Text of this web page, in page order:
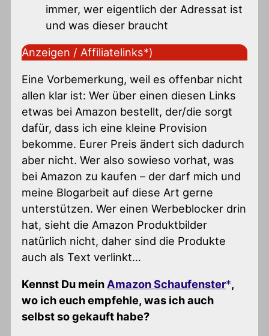
immer, wer eigentlich der Adressat ist
und was dieser braucht
Anzeigen / Affiliatelinks*)
Eine Vorbemerkung, weil es offenbar nicht
allen klar ist: Wer über einen diesen Links
etwas bei Amazon bestellt, der/die sorgt
dafür, dass ich eine kleine Provision
bekomme. Eurer Preis ändert sich dadurch
aber nicht. Wer also sowieso vorhat, was
bei Amazon zu kaufen – der darf mich und
meine Blogarbeit auf diese Art gerne
unterstützen. Wer einen Werbeblocker drin
hat, sieht die Amazon Produktbilder
natürlich nicht, daher sind die Produkte
auch als Text verlinkt…
Kennst Du mein Amazon Schaufenster ,
wo ich euch empfehle, was ich auch
selbst so gekauft habe?